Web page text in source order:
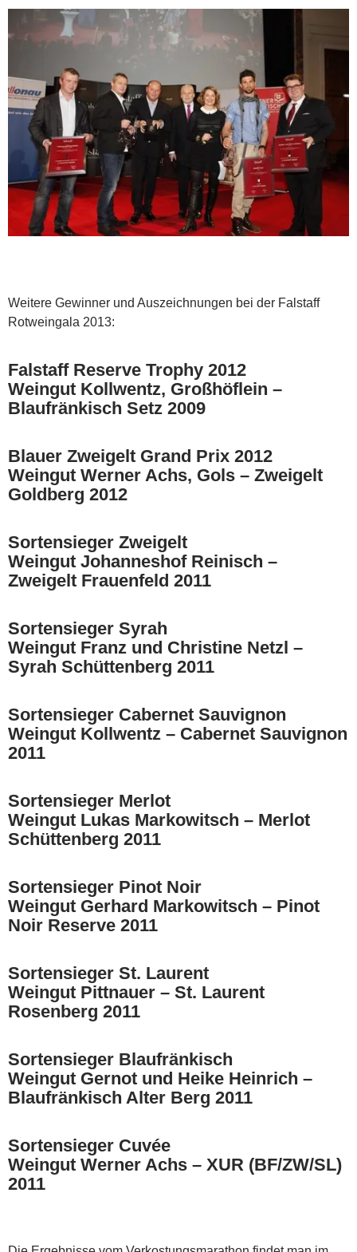
Weitere Gewinner und Auszeichnungen bei der Falstaff
Rotweingala 2013:
Falstaff Reserve Trophy 2012
Weingut Kollwentz, Großhöflein –
Blaufränkisch Setz 2009
Blauer Zweigelt Grand Prix 2012
Weingut Werner Achs, Gols – Zweigelt
Goldberg 2012
Sortensieger Zweigelt
Weingut Johanneshof Reinisch –
Zweigelt Frauenfeld 2011
Sortensieger Syrah
Weingut Franz und Christine Netzl –
Syrah Schüttenberg 2011
Sortensieger Cabernet Sauvignon
Weingut Kollwentz – Cabernet Sauvignon
2011
Sortensieger Merlot
Weingut Lukas Markowitsch – Merlot
Schüttenberg 2011
Sortensieger Pinot Noir
Weingut Gerhard Markowitsch – Pinot
Noir Reserve 2011
Sortensieger St. Laurent
Weingut Pittnauer – St. Laurent
Rosenberg 2011
Sortensieger Blaufränkisch
Weingut Gernot und Heike Heinrich –
Blaufränkisch Alter Berg 2011
Sortensieger Cuvée
Weingut Werner Achs – XUR (BF/ZW/SL)
2011